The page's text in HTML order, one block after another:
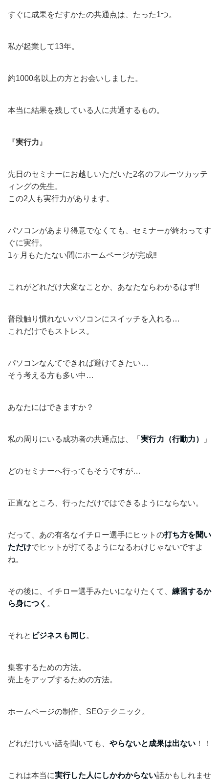
すぐに成果をだすかたの共通点は、たった1つ。
私が起業して13年。
約1000名以上の方とお会いしました。
本当に結果を残している人に共通するもの。
『実行力 』
先日のセミナーにお越しいただいた2名のフルーツカッテ
ィングの先生。
この2人も実行力があります。
パソコンがあまり得意でなくても、セミナーが終わってす
ぐに実行。
1ヶ月もたたない間にホームページが完成‼︎
これがどれだけ大変なことか、あなたならわかるはず!!
普段触り慣れないパソコンにスイッチを入れる…
これだけでもストレス。
パソコンなんてできれば避けてきたい…
そう考える方も多い中…
あなたにはできますか？
私の周りにいる成功者の共通点は、「 実行力（行動力） 」
どのセミナーへ行ってもそうですが…
正直なところ、行っただけではできるようにならない。
だって、あの有名なイチロー選手にヒットの打ち方を聞い
ただけでヒットが打てるようになるわけじゃないですよ
ね。
その後に、イチロー選手みたいになりたくて、 練習するか
ら身につく 。
それと ビジネスも同じ。
集客するための方法。
売上をアップするための方法。
ホームページの制作、SEOテクニック。
どれだけいい話を聞いても、 やらないと成果は出ない ！！
これは本当に実行した人にしかわからない話かもしれませ